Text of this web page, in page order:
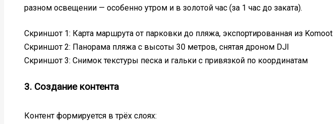
разном освещении — особенно утром и в золотой час (за 1 час до заката).
Скриншот 1: Карта маршрута от парковки до пляжа, экспортированная из Komoot
Скриншот 2: Панорама пляжа с высоты 30 метров, снятая дроном DJI
Скриншот 3: Снимок текстуры песка и гальки с привязкой по координатам
3. Создание контента
Контент формируется в трёх слоях: